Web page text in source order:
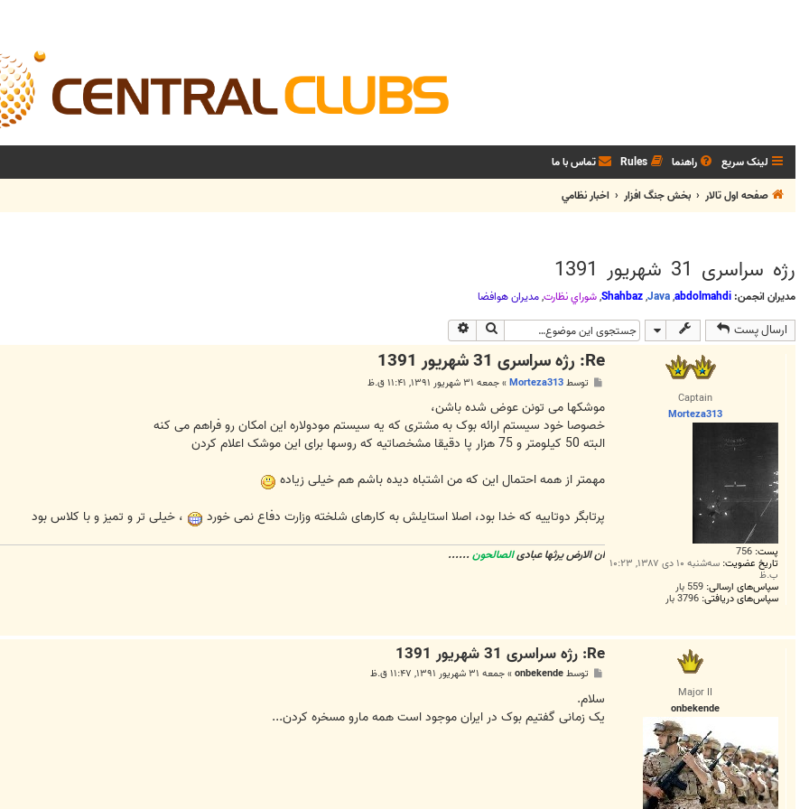
لینک سریع راهنما Rules تماس با ما
صفحه اول تالار
بخش جنگ افزار اخبار نظامي
رژه سراسری 31 شهریور 1391
مدیران انجمن: abdolmahdi
,
Java
,
Shahbaz
,شوراي نظارت,مديران هوافضا
ارسال پست جستجو
Captain
Morteza313
پست: 756
تاریخ عضویت: سه‌شنبه ۱۰ دی ۱۳۸۷, ۱۰:۲۳
ب.ظ
سپاس‌های ارسالی: 559 بار
سپاس‌های دریافتی: 3796 بار
Re: رژه سراسری 31 شهریور 1391
ت
توسطMorteza313
»جمعه ۳۱ شهریور ۱۳۹۱, ۱۱:۴۱ ق.ظ
موشکها می تونن عوض شده باشن،
خصوصا خود سیستم ارائه بوک به مشتری که یه سیستم مودولاره این امکان رو فراهم می کنه
البته 50 کیلومتر و 75 هزار پا دقیقا مشخصاتیه که روسها برای این موشک اعلام کردن
مهمتر از همه احتمال این که من اشتباه دیده باشم هم خیلی زیاده
پرتابگر دوتاییه که خدا بود، اصلا استایلش به کارهای شلخته وزارت دفاع نمی خورد
، خیلی تر و تمیز و با کلاس بود
ان الارض یرثها عبادیالصالحون ......
Major II
onbekende
Re: رژه سراسری 31 شهریور 1391
ت
توسطonbekende
»جمعه ۳۱ شهریور ۱۳۹۱, ۱۱:۴۷ ق.ظ
سلام.
یک زمانی گفتیم بوک در ایران موجود است همه مارو مسخره کردن...